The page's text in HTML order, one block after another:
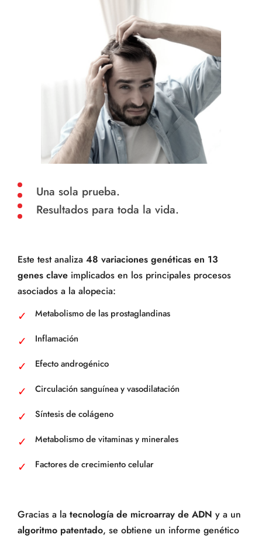
Este test analiza 48 variaciones genéticas en 13
genes clave implicados en los principales procesos
asociados a la alopecia:
Metabolismo de las prostaglandinas
Inflamación
Efecto androgénico
Circulación sanguínea y vasodilatación
Síntesis de colágeno
Metabolismo de vitaminas y minerales
Factores de crecimiento celular
Una sola prueba.
Resultados para toda la vida.
Gracias a la tecnología de microarray de ADN y a un
algoritmo patentado, se obtiene un informe genético